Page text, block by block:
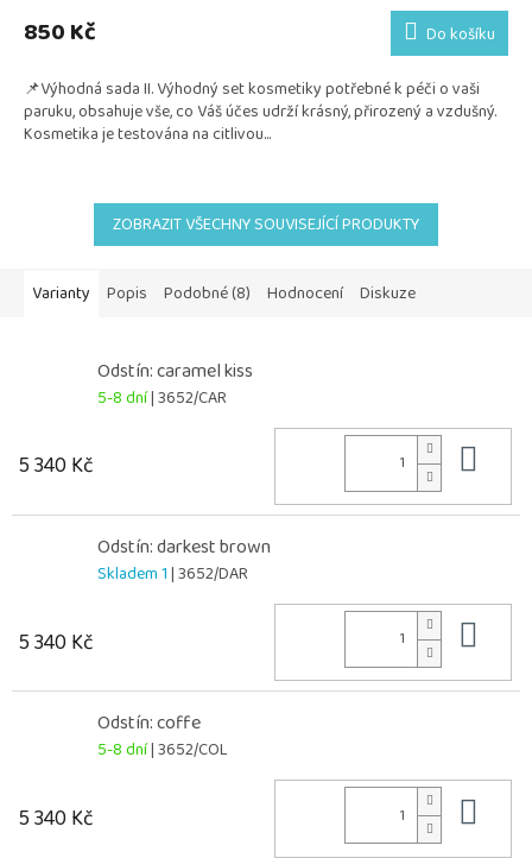
850 Kč Do košíku
📌Výhodná sada II. Výhodný set kosmetiky potřebné k péči o vaši
paruku, obsahuje vše, co Váš účes udrží krásný, přirozený a vzdušný.
Kosmetika je testována na citlivou...
ZOBRAZIT VŠECHNY SOUVISEJÍCÍ PRODUKTY
Varianty Popis Podobné (8) Hodnocení Diskuze
Odstín: caramel kiss
5-8 dní| 3652/CAR
5 340 Kč
Odstín: darkest brown
Skladem 1| 3652/DAR
5 340 Kč
Odstín: coffe
5-8 dní| 3652/COL
5 340 Kč